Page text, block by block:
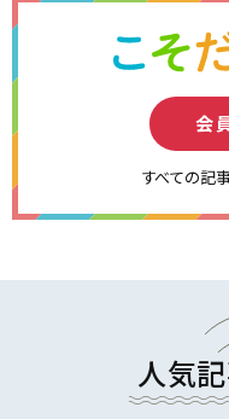
会
すべての記
人気